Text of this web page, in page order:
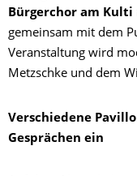
Bürgerchor am Kulti
gemeinsam mit dem
Veranstaltung wird
Metzschke und dem
Verschiedene
Gesprächen ein